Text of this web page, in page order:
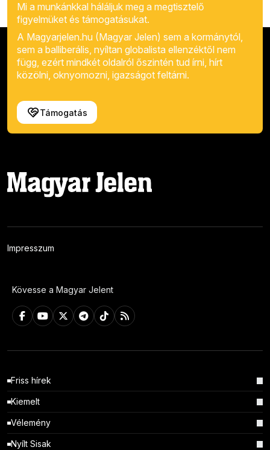
Mi a munkánkkal háláljuk meg a megtisztelő
figyelmüket és támogatásukat.
A Magyarjelen.hu (Magyar Jelen) sem a kormánytól,
sem a balliberális, nyíltan globalista ellenzéktől nem
függ, ezért mindkét oldalról őszintén tud írni, hírt
közölni, oknyomozni, igazságot feltárni.
Támogatás
Impresszum
Kövesse a Magyar Jelent
Friss hírek
Kiemelt
Vélemény
Nyílt Sisak